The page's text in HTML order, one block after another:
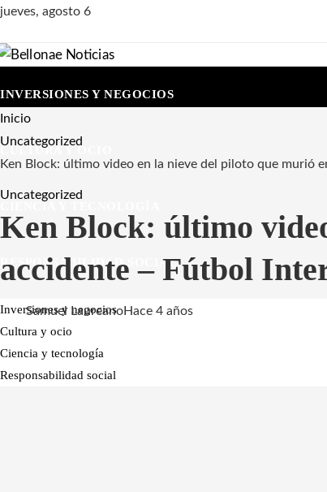
jueves, agosto 6
INVERSIONES Y NEGOCIOS
CULTURA Y OCIO
RESPONSABILIDAD SOCIAL
Inversiones y negocios
Cultura y ocio
Ciencia y tecnología
Responsabilidad social
Inicio
Uncategorized
Ken Block: último video en la nieve del piloto que murió
Uncategorized
Ken Block: último
accidente – Fútbol
Samuel LaureanoHace 4 años